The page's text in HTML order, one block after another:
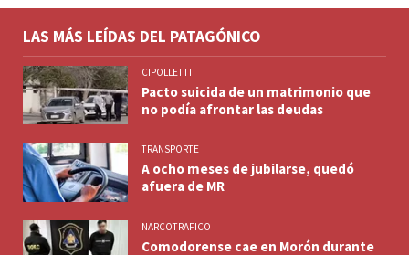
LAS MÁS LEÍDAS DEL PATAGÓNICO
CIPOLLETTI
Pacto suicida de un matrimonio que
no podía afrontar las deudas
TRANSPORTE
A ocho meses de jubilarse, quedó
afuera de MR
NARCOTRAFICO
Comodorense cae en Morón durante